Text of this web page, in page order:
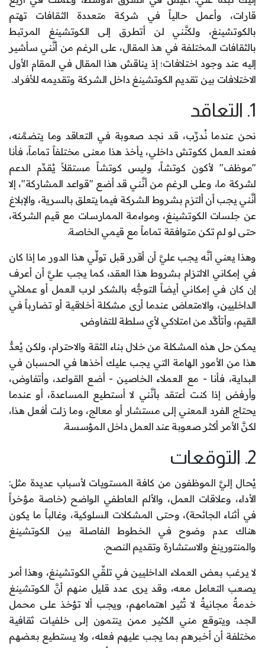
قارات، وأعمل حالياً في شركة متعددة الثقافات تهتم
بالكوتشينغ، ولكنَّني لن أتطرق إلى الكوتشينغ المرتبط
بالثقافات المختلفة في هذ المقال، على الرغم من أنَّني سأشير
إليه عند وجود اختلافات؛ إذ يناقش هذا المقال في المقام الأول
الاختلافات بين تقديم الكوتشينغ داخل الشركة وتقديمه للأفراد.
1. التعاقد
نحن عندما نُدرِّب، قد نجد صعوبة في التعاقد وما يتضمَّنه،
فعند العمل ككوتش داخلي، يأخذ هذا معنى مختلفاً تماماً، فأنا
"موظف" لأكون كوتشاً، وليس كوتشاً مستقلاً يُقدِّم الدعم
لشركة ما، وعلى الرغم من أنَّني قد أضع "قواعد المشاركة"، إلا
أنَّني يجب أن ألتزم بشروط الشركة فيما يتعلق بالسرية، والإبلاغ
عن جلسات الكوتشينغ، ومواءمة الممارسات مع قيم الشركة،
حتى لو لم تكن متوافقة تماماً مع قيمي الخاصة.
وهذا يعني أنَّه يجب عليَّ أن أقرر قبل تولِّي هذا الدور ما إذا كان
في إمكاني الالتزام بشروط هذا العقد، كما يجب عليَّ أن أعرف
إن كان في إمكاني أيضاً التوجُّه بالشكر لرب العمل أو عملائي
الداخليين، والامتعاض عندما أرى مشكلة أخلاقية أو تضارباً في
القيم، وأتأكَّد من امتلاكي لأي سلطة للتفاوض.
يمكن حل هذه المشكلة من خلال بناء الثقة والاحترام، ولكن يُعدُّ
هذا من الأمور الهامة التي يجب عليك أخذها في الحسبان في
البداية، فأنا - مع العملاء الخاصين - أضع القواعد، وأتفاوض،
وأرفض إذا كنت أعتقد بأنَّني لا أستطيع المساعدة، أو عندما
يحتاج الفرد المعني إلى مستشار أو معالج، وما زلت أفعل هذا،
لكنَّ الأمر أكثر صعوبة عند العمل داخل المؤسسة.
2. التوقعات
يُحال إليَّ الموظفون من كافة المستويات لأسباب عديدة مثل:
الأداء، وعلاقات العمل، والألم العاطفي الواضح (خاصة مؤخراً
في أثناء الجائحة)، وحتى المشكلات السلوكية، وغالباً ما يكون
هناك عدم وضوح في الخطوط الفاصلة بين الكوتشينغ
والمنتورينغ والاستشارة وتقديم النصح.
لا يرغب بعض العملاء الداخليين في تلقِّي الكوتشينغ، وهذا أمر
يصعب التعامل معه، وقد يرى عدد قليل منهم أنَّ الكوتشينغ
خدمةٌ مجانيةٌ لا تُثير اهتمامهم، ويجب ألا تؤخذ على محمل
الجد، ويتوقع مني الكثير ممن ينتمون إلى خلفيات ثقافية
مختلفة أن أخبرهم بما يجب عليهم فعله، ولا يستطيع بعضهم